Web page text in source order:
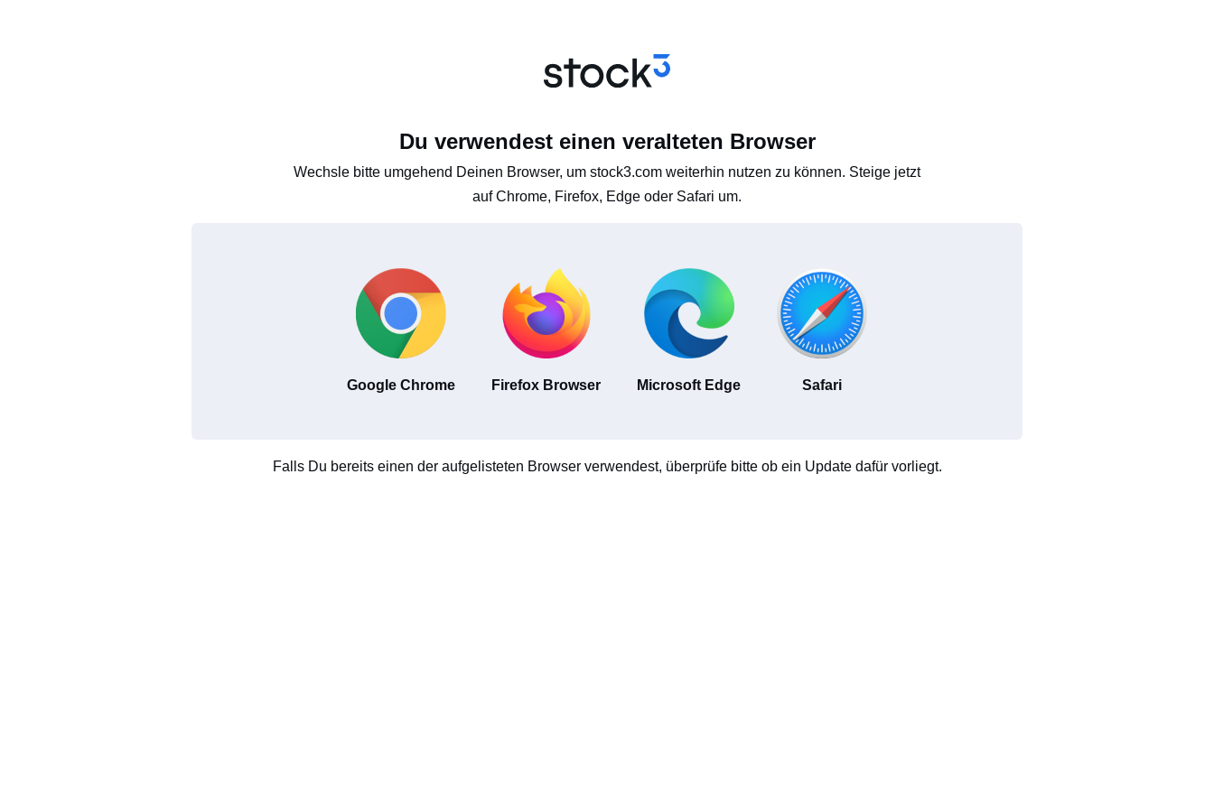
Du verwendest einen veralteten Browser
Wechsle bitte umgehend Deinen Browser, um stock3.com weiterhin nutzen zu können. Steige jetzt
auf Chrome, Firefox, Edge oder Safari um.
Google Chrome Firefox Browser Microsoft Edge Safari
Falls Du bereits einen der aufgelisteten Browser verwendest, überprüfe bitte ob ein Update dafür vorliegt.